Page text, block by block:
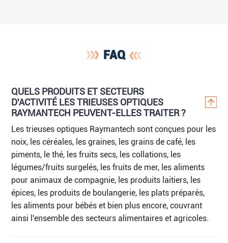
FAQ
QUELS PRODUITS ET SECTEURS
D'ACTIVITÉ LES TRIEUSES OPTIQUES
RAYMANTECH PEUVENT-ELLES TRAITER ?
Les trieuses optiques Raymantech sont conçues pour les
noix, les céréales, les graines, les grains de café, les
piments, le thé, les fruits secs, les collations, les
légumes/fruits surgelés, les fruits de mer, les aliments
pour animaux de compagnie, les produits laitiers, les
épices, les produits de boulangerie, les plats préparés,
les aliments pour bébés et bien plus encore, couvrant
ainsi l'ensemble des secteurs alimentaires et agricoles.